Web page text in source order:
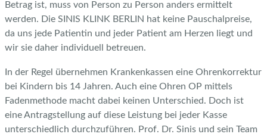
Betrag ist, muss von Person zu Person anders ermittelt
werden. Die SINIS KLINK BERLIN hat keine Pauschalpreise,
da uns jede Patientin und jeder Patient am Herzen liegt und
wir sie daher individuell betreuen.
In der Regel übernehmen Krankenkassen eine Ohrenkorrektur
bei Kindern bis 14 Jahren. Auch eine Ohren OP mittels
Fadenmethode macht dabei keinen Unterschied. Doch ist
eine Antragstellung auf diese Leistung bei jeder Kasse
unterschiedlich durchzuführen. Prof. Dr. Sinis und sein Team